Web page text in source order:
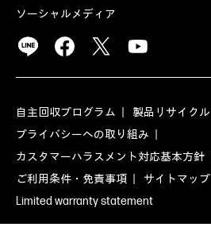
ソーシャルメディア
自主回収プログラム
製品リサイクル
プライバシーへの取り組み
カスタマーハラスメント対応基本方針
ご利用条件・免責事項
サイトマップ
Limited warranty statement